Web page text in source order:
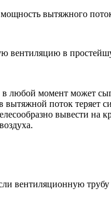
вытяжного
вентиляцию в
любой момент может
поток теряет
вывести на
вентиляционную